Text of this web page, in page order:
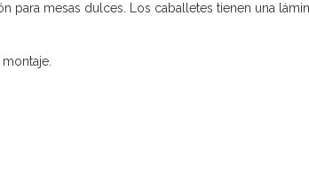
para mesas dulces. Los caballetes tienen una